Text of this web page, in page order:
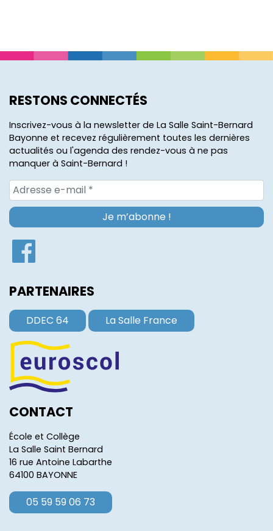
RESTONS CONNECTÉS
Inscrivez-vous à la newsletter de La Salle Saint-Bernard
Bayonne et recevez régulièrement toutes les dernières
actualités ou l'agenda des rendez-vous à ne pas
manquer à Saint-Bernard !
PARTENAIRES
DDEC 64 La Salle France
CONTACT
École et Collège
La Salle Saint Bernard
16 rue Antoine Labarthe
64100 BAYONNE
05 59 59 06 73